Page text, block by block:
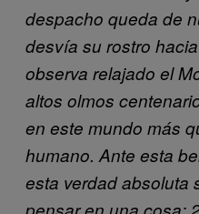
despacho queda de
desvía su rostro
observa relajado el
altos olmos
en este mundo más
humano. Ante esta
esta verdad absoluta
pensar en una cosa: